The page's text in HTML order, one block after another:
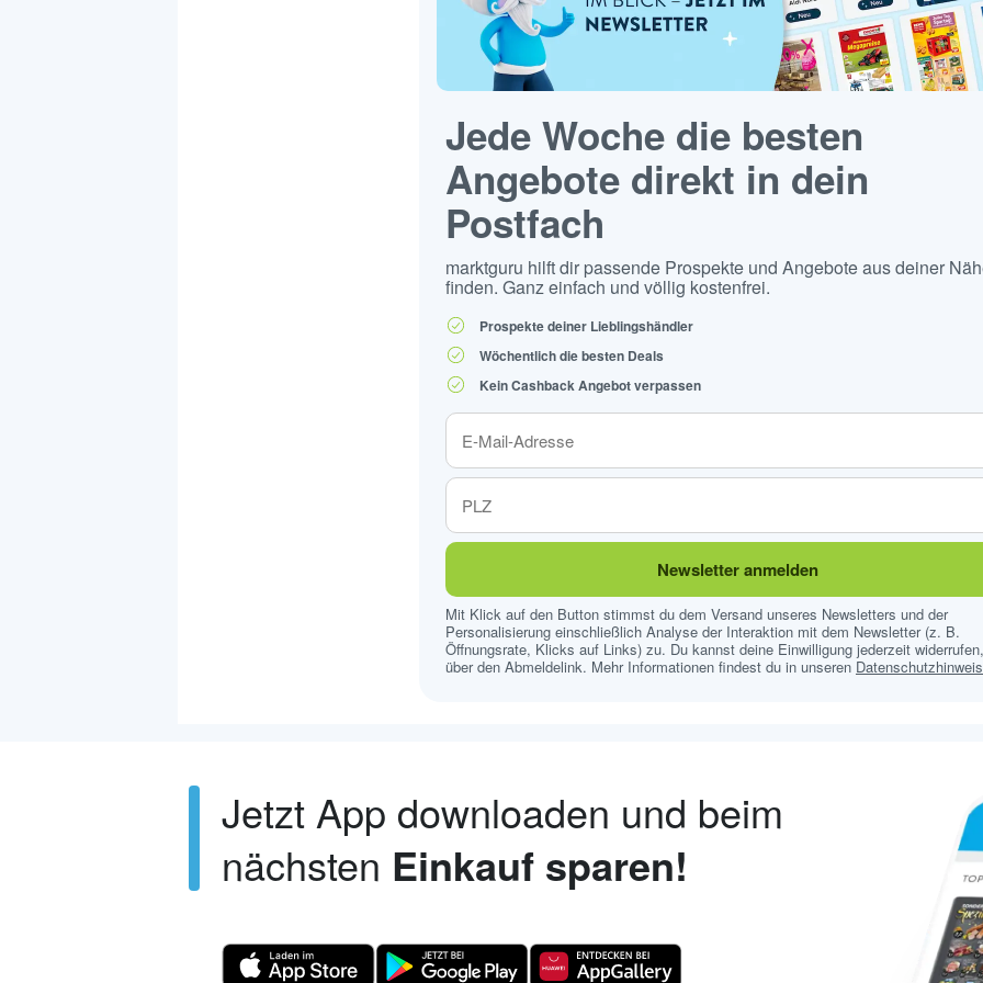
Jede Woche die besten
Angebote direkt in dein
Postfach
marktguru hilft dir passende Prospekte und Angebote aus deiner
finden. Ganz einfach und völlig kostenfrei.
Prospekte deiner Lieblingshändler
Wöchentlich die besten Deals
Kein Cashback Angebot verpassen
Newsletter anmelden
Mit Klick auf den Button stimmst du dem Versand unseres Newsletters und der
Personalisierung einschließlich Analyse der Interaktion mit dem Newsletter (z. B.
Öffnungsrate, Klicks auf Links) zu. Du kannst deine Einwilligung jederzeit
über den Abmeldelink. Mehr Informationen findest du in unseren
Jetzt App downloaden und beim
nächsten Einkauf sparen!